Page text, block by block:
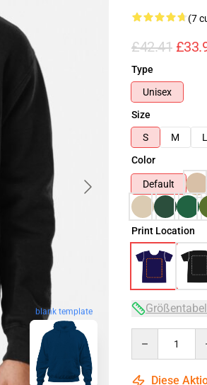
blank template
(7
£42.41
Type
Unisex
Size
S
M L
Color
Default
Print Location
Diese